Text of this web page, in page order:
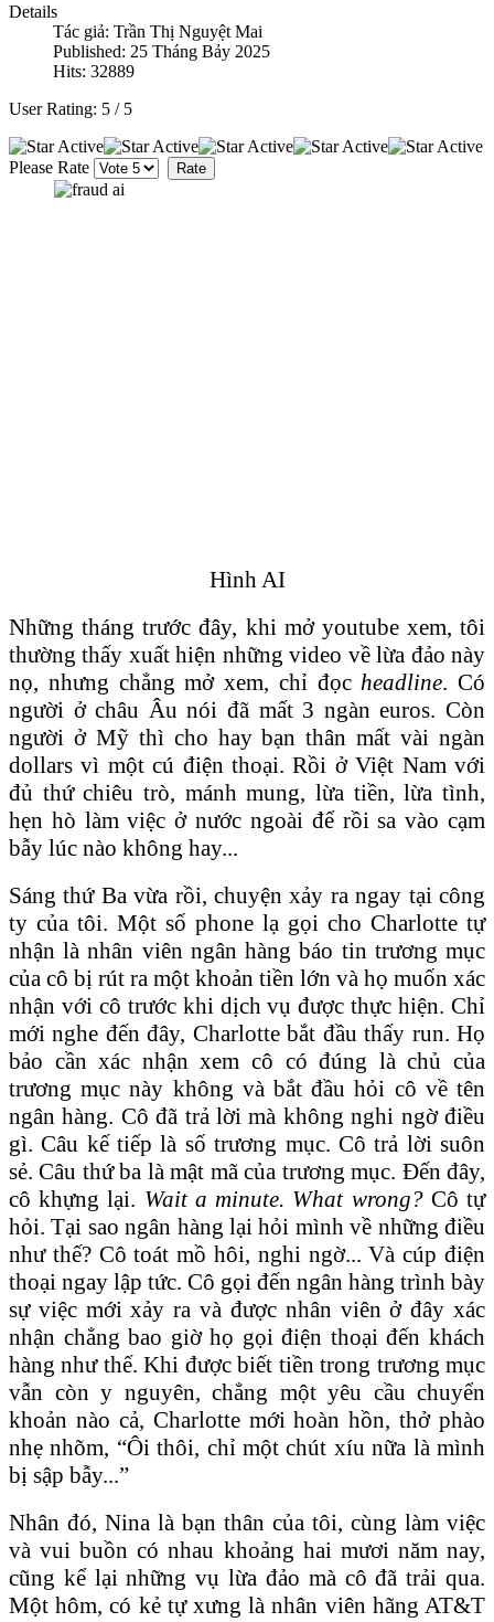
Details
Tác giả: Trần Thị Nguyệt Mai
Published: 25 Tháng Bảy 2025
Hits: 32889
User Rating: 5 / 5
Please Rate
Hình AI
Những tháng trước đây, khi mở youtube xem, tôi
thường thấy xuất hiện những video về lừa đảo này
nọ, nhưng chẳng mở xem, chỉ đọcheadline. Có
người ở châu Âu nói đã mất 3 ngàn euros. Còn
người ở Mỹ thì cho hay bạn thân mất vài ngàn
dollars vì một cú điện thoại. Rồi ở Việt Nam với
đủ thứ chiêu trò, mánh mung, lừa tiền, lừa tình,
hẹn hò làm việc ở nước ngoài để rồi sa vào cạm
bẫy lúc nào không hay...
Sáng thứ Ba vừa rồi, chuyện xảy ra ngay tại công
ty của tôi. Một số phone lạ gọi cho Charlotte tự
nhận là nhân viên ngân hàng báo tin trương mục
của cô bị rút ra một khoản tiền lớn và họ muốn xác
nhận với cô trước khi dịch vụ được thực hiện. Chỉ
mới nghe đến đây, Charlotte bắt đầu thấy run. Họ
bảo cần xác nhận xem cô có đúng là chủ của
trương mục này không và bắt đầu hỏi cô về tên
ngân hàng. Cô đã trả lời mà không nghi ngờ điều
gì. Câu kế tiếp là số trương mục. Cô trả lời suôn
sẻ. Câu thứ ba là mật mã của trương mục. Đến đây,
cô khựng lại. Wait a minute. What wrong?Cô tự
hỏi. Tại sao ngân hàng lại hỏi mình về những điều
như thế? Cô toát mồ hôi, nghi ngờ... Và cúp điện
thoại ngay lập tức. Cô gọi đến ngân hàng trình bày
sự việc mới xảy ra và được nhân viên ở đây xác
nhận chẳng bao giờ họ gọi điện thoại đến khách
hàng như thế. Khi được biết tiền trong trương mục
vẫn còn y nguyên, chẳng một yêu cầu chuyển
khoản nào cả, Charlotte mới hoàn hồn, thở phào
nhẹ nhõm, “Ôi thôi, chỉ một chút xíu nữa là mình
bị sập bẫy...”
Nhân đó, Nina là bạn thân của tôi, cùng làm việc
và vui buồn có nhau khoảng hai mươi năm nay,
cũng kể lại những vụ lừa đảo mà cô đã trải qua.
Một hôm, có kẻ tự xưng là nhân viên hãng AT&T